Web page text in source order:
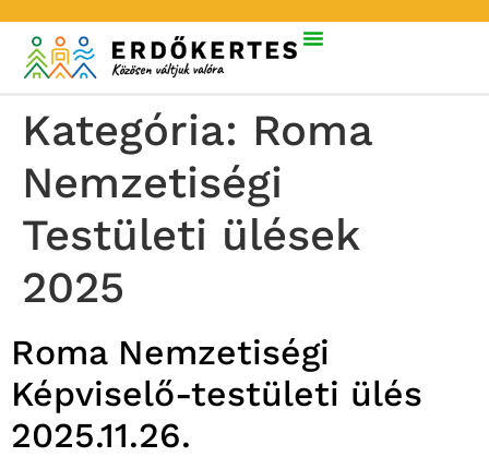
Kategória: Roma
Nemzetiségi
Testületi ülések
2025
Roma Nemzetiségi
Képviselő-testületi ülés
2025.11.26.